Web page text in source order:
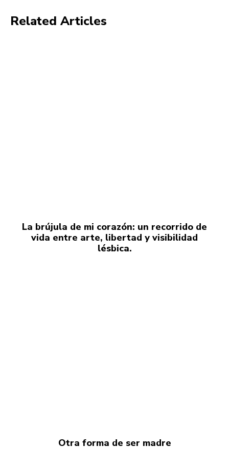
Related Articles
La brújula de mi corazón: un recorrido de
vida entre arte, libertad y visibilidad
lésbica.
Otra forma de ser madre